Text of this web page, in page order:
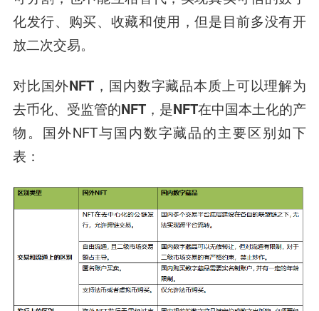
化发行、购买、收藏和使用，但是目前多没有开
放二次交易。
对比国外NFT，国内数字藏品本质上可以理解为
去币化、受监管的NFT，是NFT在中国本土化的产
物。 国外NFT与国内数字藏品的主要区别如下
表：